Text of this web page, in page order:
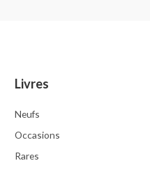
Livres
Neufs
Occasions
Rares